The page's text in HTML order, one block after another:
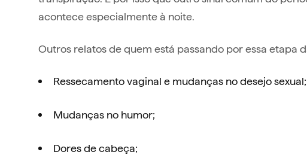
acontece especialmente à noite.
Outros relatos de quem está passando por essa etapa
Ressecamento vaginal e mudanças no desejo sexual;
Mudanças no humor;
Dores de cabeça;